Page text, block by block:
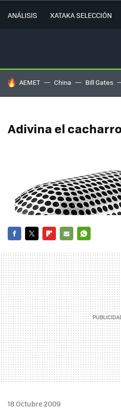
ANÁLISIS XATAKA SELECCIÓN
HOY SE HABLA DE
AEMET China Bill Gates
Adivina el
MAIL
18 Octubre 2009